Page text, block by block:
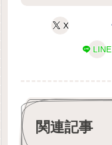
X
LINE
関連記事